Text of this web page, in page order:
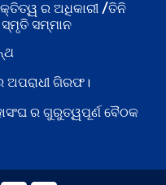
ର ଅଧିକାରୀ /ତିନି
ସମ୍ମାନ
ଅପରାଧୀ ଗିରଫ।
ର ଗୁରୁତ୍ୱପୂର୍ଣ ବୈଠକ